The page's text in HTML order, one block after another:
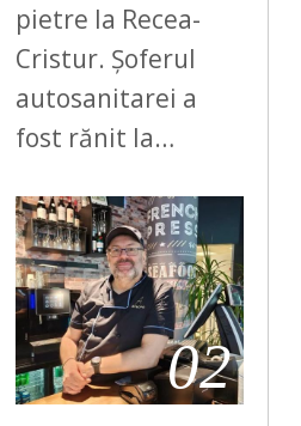
pietre la Recea-
Cristur. Șoferul
autosanitarei a
fost rănit la…
02